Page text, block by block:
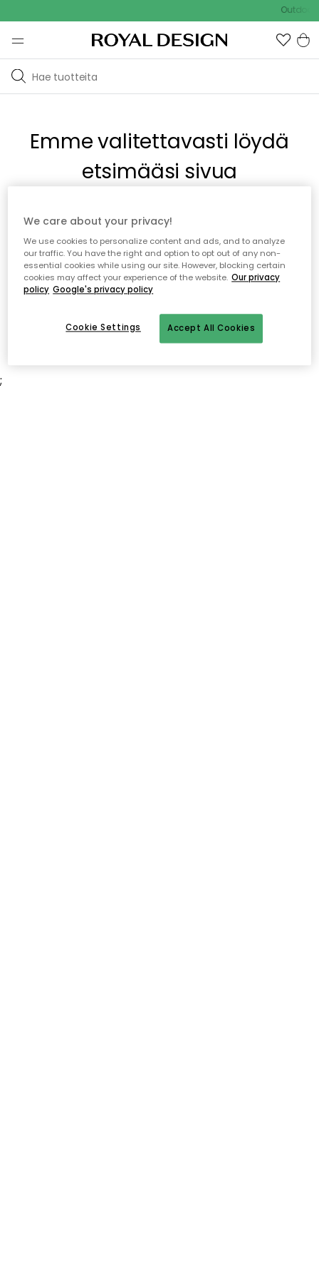
Outdoor
Emme valitettavasti löydä
etsimääsi sivua
Tämä voi johtua siitä, että sivua ei enää ole tai siitä, että se
on siirretty muualle. Pahoittelemme tästä mahdollisesti
aiheutunutta häiriötä. Voit kokeilla uudelleen yllä olevasta
valikosta tai siirtyä takaisin aloitussivustolle.
;
We care about your privacy!
We use cookies to personalize content and ads, and to analyze
our traffic. You have the right and option to opt out of any non-
essential cookies while using our site. However, blocking certain
cookies may affect your experience of the website. Our privacy
policy Google's privacy policy
Accept All Cookies
Cookie Settings